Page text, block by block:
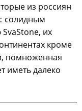
из россиян
солидным
их
кроме
помноженная
иметь далеко